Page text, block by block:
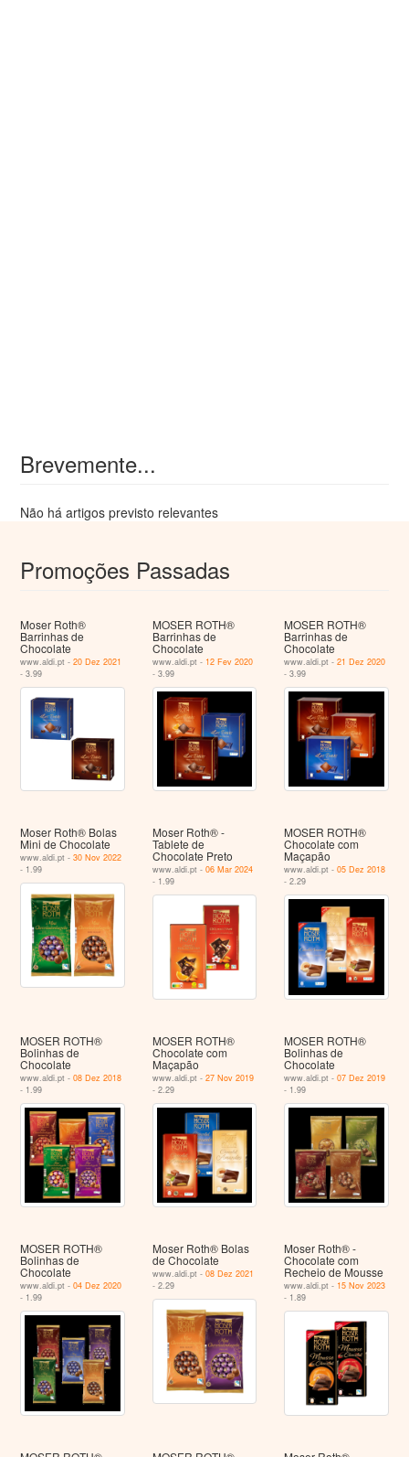
Brevemente...
Não há artigos previsto relevantes
Promoções Passadas
Moser Roth®
Barrinhas de
Chocolate
www.aldi.pt -20 Dez 2021
- 3.99
MOSER ROTH®
Barrinhas de
Chocolate
www.aldi.pt - 12 Fev 2020
- 3.99
MOSER ROTH®
Barrinhas de
Chocolate
www.aldi.pt -21 Dez 2020
- 3.99
Moser Roth® Bolas
Mini de Chocolate
www.aldi.pt -30 Nov 2022
- 1.99
Moser Roth® -
Tablete de
Chocolate Preto
www.aldi.pt - 06 Mar 2024
- 1.99
MOSER ROTH®
Chocolate com
Maçapão
www.aldi.pt -05 Dez 2018
- 2.29
MOSER ROTH®
Bolinhas de
Chocolate
www.aldi.pt -08 Dez 2018
- 1.99
MOSER ROTH®
Chocolate com
Maçapão
www.aldi.pt - 27 Nov 2019
- 2.29
MOSER ROTH®
Bolinhas de
Chocolate
www.aldi.pt -07 Dez 2019
- 1.99
MOSER ROTH®
Bolinhas de
Chocolate
www.aldi.pt -04 Dez 2020
- 1.99
Moser Roth® Bolas
de Chocolate
www.aldi.pt - 08 Dez 2021
- 2.29
Moser Roth® -
Chocolate com
Recheio de Mousse
www.aldi.pt - 15 Nov 2023
- 1.89